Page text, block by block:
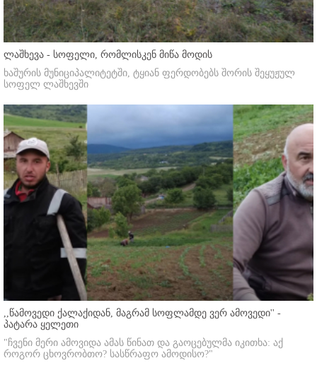
ლაშხევა - სოფელი, რომლისკენ მიწა მოდის
ხაშურის მუნიციპალიტეტში, ტყიან ფერდობებს შორის შეყუჟულ
სოფელ ლაშხევში
,,წამოვედი ქალაქიდან, მაგრამ სოფლამდე ვერ ამოვედი'' -
პატარა ყელეთი
"ჩვენი მერი ამოვიდა ამას წინათ და გაოცებულმა იკითხა: აქ
როგორ ცხოვრობთო? სასწრაფო ამოდისო?"